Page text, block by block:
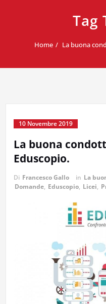
Tag
Home La buona
10 Novembre 2019
La buona
Eduscopio.
Di Francesco Gallo in La
Domande, Eduscopio, Licei,